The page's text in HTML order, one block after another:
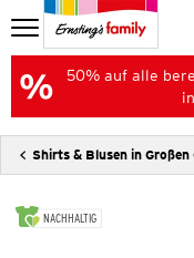
50% auf alle
Shirts & Blusen in Großen
NACHHALTIG